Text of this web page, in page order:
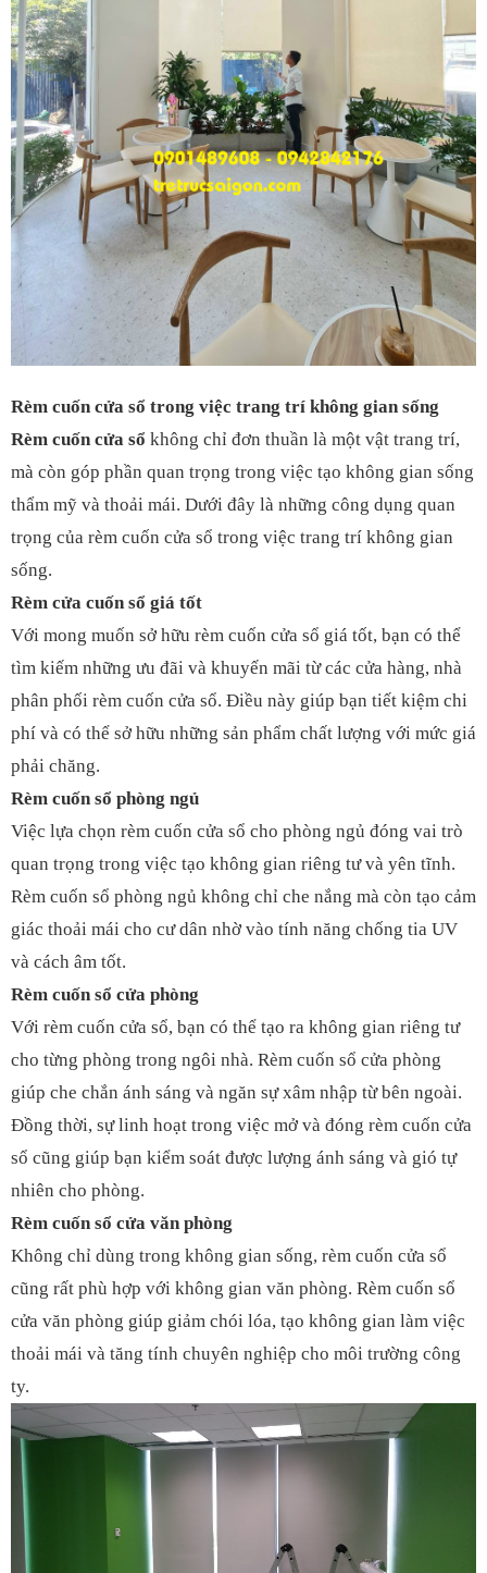
Rèm cuốn cửa sổ trong việc trang trí không gian sống
Rèm cuốn cửa sổ không chỉ đơn thuần là một vật trang trí,
mà còn góp phần quan trọng trong việc tạo không gian sống
thẩm mỹ và thoải mái. Dưới đây là những công dụng quan
trọng của rèm cuốn cửa sổ trong việc trang trí không gian
sống.
Rèm cửa cuốn sổ giá tốt
Với mong muốn sở hữu rèm cuốn cửa sổ giá tốt, bạn có thể
tìm kiếm những ưu đãi và khuyến mãi từ các cửa hàng, nhà
phân phối rèm cuốn cửa sổ. Điều này giúp bạn tiết kiệm chi
phí và có thể sở hữu những sản phẩm chất lượng với mức giá
phải chăng.
Rèm cuốn sổ phòng ngủ
Việc lựa chọn rèm cuốn cửa sổ cho phòng ngủ đóng vai trò
quan trọng trong việc tạo không gian riêng tư và yên tĩnh.
Rèm cuốn sổ phòng ngủ không chỉ che nắng mà còn tạo cảm
giác thoải mái cho cư dân nhờ vào tính năng chống tia UV
và cách âm tốt.
Rèm cuốn sổ cửa phòng
Với rèm cuốn cửa sổ, bạn có thể tạo ra không gian riêng tư
cho từng phòng trong ngôi nhà. Rèm cuốn sổ cửa phòng
giúp che chắn ánh sáng và ngăn sự xâm nhập từ bên ngoài.
Đồng thời, sự linh hoạt trong việc mở và đóng rèm cuốn cửa
sổ cũng giúp bạn kiểm soát được lượng ánh sáng và gió tự
nhiên cho phòng.
Rèm cuốn sổ cửa văn phòng
Không chỉ dùng trong không gian sống, rèm cuốn cửa sổ
cũng rất phù hợp với không gian văn phòng. Rèm cuốn sổ
cửa văn phòng giúp giảm chói lóa, tạo không gian làm việc
thoải mái và tăng tính chuyên nghiệp cho môi trường công
ty.